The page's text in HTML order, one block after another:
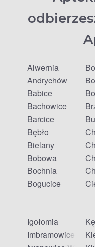
Alwernia
Andrychów
Babice
Bachowice
Barcice
Bębło
Bielany
Bobowa
Bochnia
Bogucice
Igołomia
Imbramowice